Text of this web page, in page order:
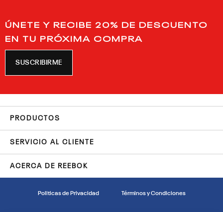
ÚNETE Y RECIBE 20% DE DESCUENTO
EN TU PRÓXIMA COMPRA
SUSCRIBIRME
PRODUCTOS
SERVICIO AL CLIENTE
ACERCA DE REEBOK
Politicas de Privacidad Términos y Condiciones